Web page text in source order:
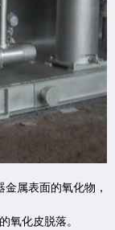
属表面的氧化物，
氧化皮脱落。